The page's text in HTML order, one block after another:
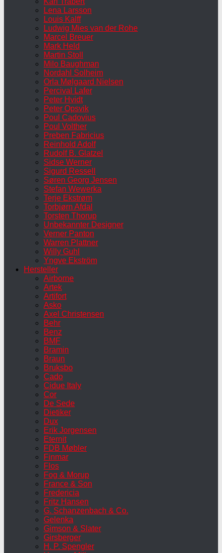
Lena Larsson
Louis Kalff
Ludwig Mies van der Rohe
Marcel Breuer
Mark Held
Martin Stoll
Milo Baughman
Nordahl Solheim
Orla Mølgaard Nielsen
Percival Lafer
Peter Hvidt
Peter Opsvik
Poul Cadovius
Poul Volther
Preben Fabricius
Reinhold Adolf
Rudolf B. Glatzel
Sidse Werner
Sigurd Ressell
Søren Georg Jensen
Stefan Wewerka
Terje Ekstrøm
Torbjørn Afdal
Torsten Thorup
Unbekannter Designer
Verner Panton
Warren Plattner
Willy Guhl
Yngve Ekström
Hersteller
Airborne
Artek
Artifort
Asko
Axel Christensen
Behr
Benz
BMF
Bramin
Braun
Bruksbo
Cado
Cidue Italy
Cor
De Sede
Dietiker
Dux
Erik Jorgensen
Eternit
FDB Møbler
Finmar
Flos
Fog & Morup
France & Son
Fredericia
Fritz Hansen
G. Schanzenbach & Co.
Gelenka
Gimson & Slater
Girsberger
H. P. Spengler